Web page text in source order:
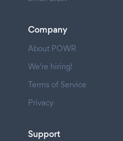
Company
About POWR
We're hiring!
Terms of Service
Privacy
Support